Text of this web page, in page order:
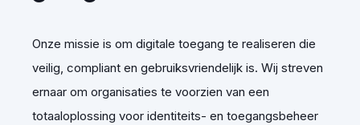
Onze missie is om digitale toegang te realiseren die
veilig, compliant en gebruiksvriendelijk is. Wij streven
ernaar om organisaties te voorzien van een
totaaloplossing voor identiteits- en toegangsbeheer